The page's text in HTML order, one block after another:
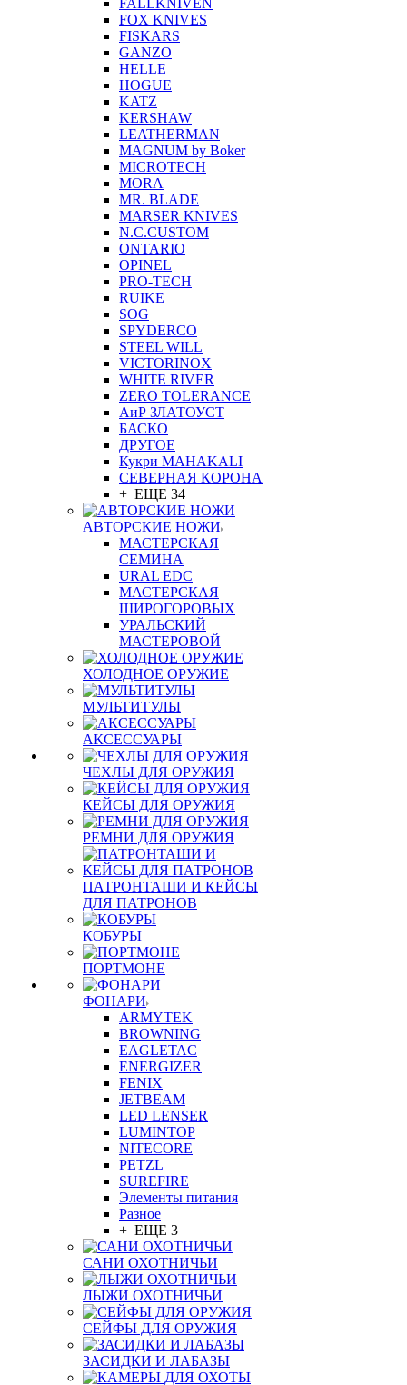
FALLKNIVEN
FOX KNIVES
FISKARS
GANZO
HELLE
HOGUE
KATZ
KERSHAW
LEATHERMAN
MAGNUM by Boker
MICROTECH
MORA
MR. BLADE
MARSER KNIVES
N.C.CUSTOM
ONTARIO
OPINEL
PRO-TECH
RUIKE
SOG
SPYDERCO
STEEL WILL
VICTORINOX
WHITE RIVER
ZERO TOLERANCE
АиР ЗЛАТОУСТ
БАСКО
ДРУГОЕ
Кукри MAHAKALI
СЕВЕРНАЯ КОРОНА
+ ЕЩЕ 34
АВТОРСКИЕ НОЖИ
МАСТЕРСКАЯ
СЕМИНА
URAL EDC
МАСТЕРСКАЯ
ШИРОГОРОВЫХ
УРАЛЬСКИЙ
МАСТЕРОВОЙ
ХОЛОДНОЕ ОРУЖИЕ
МУЛЬТИТУЛЫ
АКСЕССУАРЫ
ЧЕХЛЫ ДЛЯ ОРУЖИЯ
КЕЙСЫ ДЛЯ ОРУЖИЯ
РЕМНИ ДЛЯ ОРУЖИЯ
ПАТРОНТАШИ И КЕЙСЫ
ДЛЯ ПАТРОНОВ
КОБУРЫ
ПОРТМОНЕ
ФОНАРИ
ARMYTEK
BROWNING
EAGLETAC
ENERGIZER
FENIX
JETBEAM
LED LENSER
LUMINTOP
NITECORE
PETZL
SUREFIRE
Элементы питания
Разное
+ ЕЩЕ 3
САНИ ОХОТНИЧЬИ
ЛЫЖИ ОХОТНИЧЬИ
СЕЙФЫ ДЛЯ ОРУЖИЯ
ЗАСИДКИ И ЛАБАЗЫ